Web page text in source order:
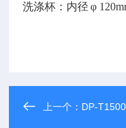
洗涤杯：内径 φ
上一个： DP-T1500